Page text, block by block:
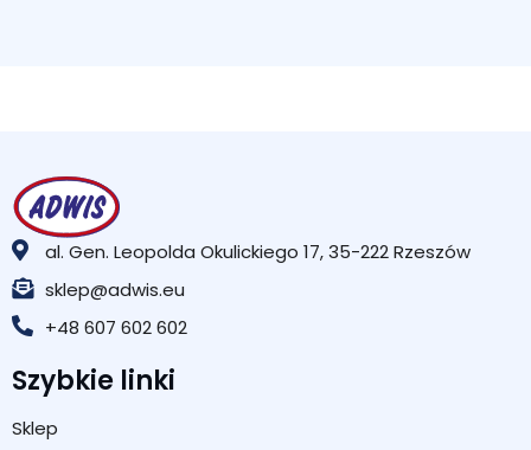
al. Gen. Leopolda Okulickiego 17, 35-222 Rzeszów
sklep@adwis.eu
+48 607 602 602
Szybkie linki
Sklep